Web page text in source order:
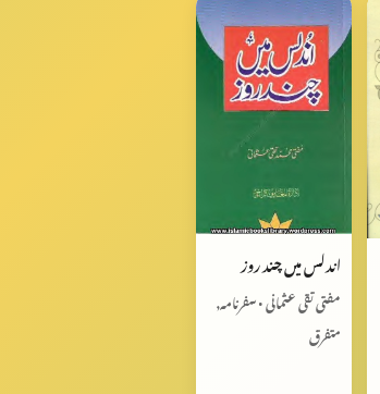
اندلس میں چند روز
مفتی تقی عثمانی • سفرنامہ,
متفرق